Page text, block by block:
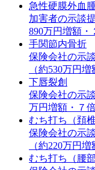
急性硬膜外血
加害者の示談
890万円増額・
手関節内骨折
保険会社の示
（約530万円
下唇裂創
保険会社の示
万円増額・７倍
むち打ち（頚
保険会社の示
（約220万円
むち打ち（腰